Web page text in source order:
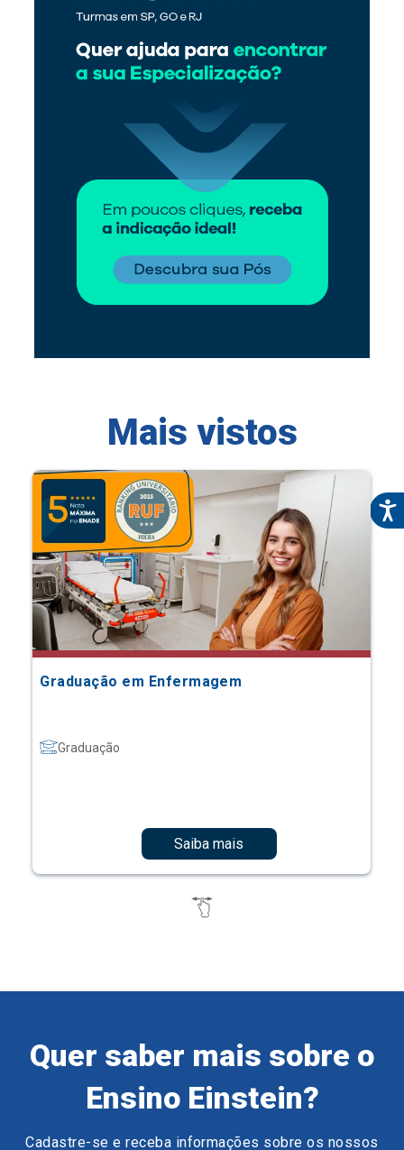
Mais vistos
Graduação em Enfermagem
Graduação
Saiba mais
Quer saber mais sobre o
Ensino Einstein?
Cadastre-se e receba informações sobre os nossos